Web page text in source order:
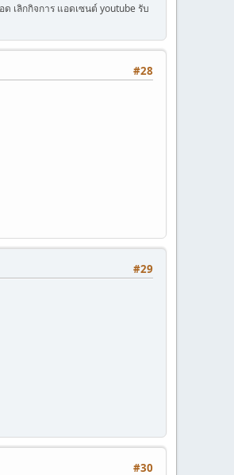
เลิกกิจการ แอดเซนต์ youtube รับ
#28
#29
#30